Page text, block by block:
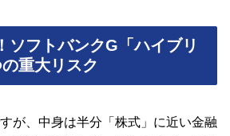
ソフトバンクG「ハイブリ
重大リスク
が、中身は半分「株式」に近い金融